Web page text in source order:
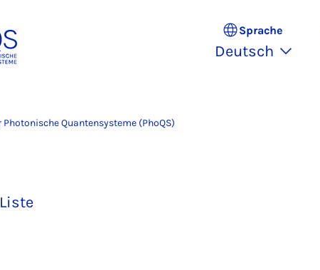
Sprache
Deutsch
Quantensysteme (PhoQS)